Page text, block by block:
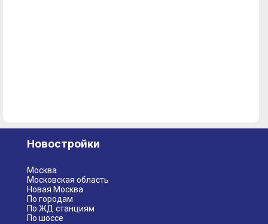
Новостройки
Москва
Московская область
Новая Москва
По городам
По ЖД станциям
По шоссе